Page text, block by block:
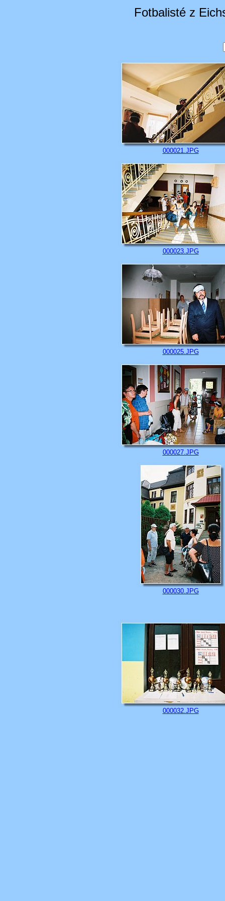
Fotbalisté z
000021.JPG
000023.JPG
000025.JPG
000027.JPG
000030.JPG
000032.JPG